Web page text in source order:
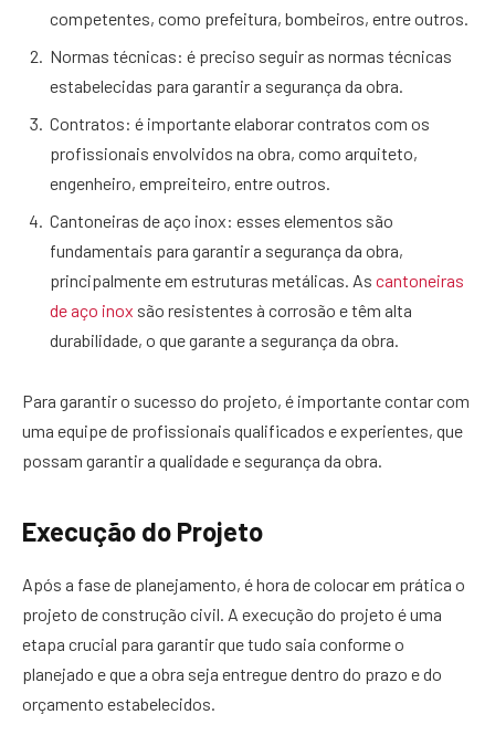
competentes, como prefeitura, bombeiros, entre outros.
Normas técnicas: é preciso seguir as normas técnicas
estabelecidas para garantir a segurança da obra.
Contratos: é importante elaborar contratos com os
profissionais envolvidos na obra, como arquiteto,
engenheiro, empreiteiro, entre outros.
Cantoneiras de aço inox: esses elementos são
fundamentais para garantir a segurança da obra,
principalmente em estruturas metálicas. As cantoneiras
de aço inox são resistentes à corrosão e têm alta
durabilidade, o que garante a segurança da obra.
Para garantir o sucesso do projeto, é importante contar com
uma equipe de profissionais qualificados e experientes, que
possam garantir a qualidade e segurança da obra.
Execução do Projeto
Após a fase de planejamento, é hora de colocar em prática o
projeto de construção civil. A execução do projeto é uma
etapa crucial para garantir que tudo saia conforme o
planejado e que a obra seja entregue dentro do prazo e do
orçamento estabelecidos.